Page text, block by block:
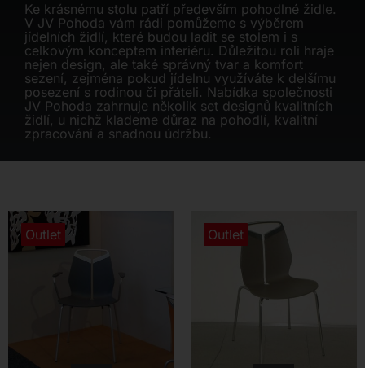
Katalog
Značky
Ke krásnému stolu patří především pohodlné židle.
V JV Pohoda vám rádi pomůžeme s výběrem
jídelních židlí, které budou ladit se stolem i s
celkovým konceptem interiéru. Důležitou roli hraje
nejen design, ale také správný tvar a komfort
sezení, zejména pokud jídelnu využíváte k delšímu
posezení s rodinou či přáteli. Nabídka společnosti
JV Pohoda zahrnuje několik set designů kvalitních
židlí, u nichž klademe důraz na pohodlí, kvalitní
zpracování a snadnou údržbu.
Outlet Outlet